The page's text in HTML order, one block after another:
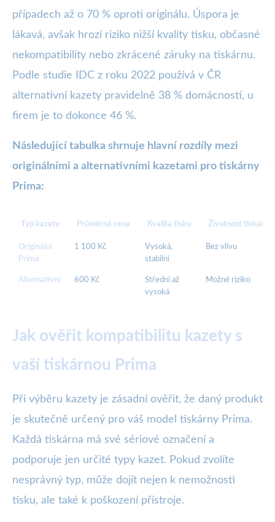
případech až o 70 % oproti originálu. Úspora je
lákavá, avšak hrozí riziko nižší kvality tisku, občasné
nekompatibility nebo zkrácené záruky na tiskárnu.
Podle studie IDC z roku 2022 používá v ČR
alternativní kazety pravidelně 38 % domácností, u
firem je to dokonce 46 %.
Následující tabulka shrnuje hlavní rozdíly mezi
originálními a alternativními kazetami pro tiskárny
Prima:
Typ kazety Průměrná cena Kvalita tisku Životnost tiskárny
Originální
Prima
1 100 Kč
Vysoká,
stabilní
Bez vlivu
Alternativní 600 Kč
Střední až
vysoká
Možné riziko
Jak ověřit kompatibilitu kazety s
vaší tiskárnou Prima
Při výběru kazety je zásadní ověřit, že daný produkt
je skutečně určený pro váš model tiskárny Prima.
Každá tiskárna má své sériové označení a
podporuje jen určité typy kazet. Pokud zvolíte
nesprávný typ, může dojít nejen k nemožnosti
tisku, ale také k poškození přístroje.